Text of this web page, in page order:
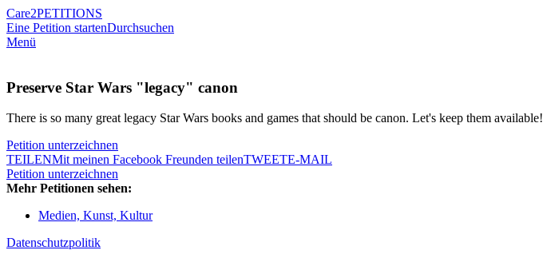
Care2PETITIONS
Eine Petition startenDurchsuchen
Menü
Preserve Star Wars "legacy" canon
There is so many great legacy Star Wars books and games that should be canon. Let's keep them available!
Petition unterzeichnen
TEILENMit meinen Facebook Freunden teilenTWEETE-MAIL
Petition unterzeichnen
Mehr Petitionen sehen:
Medien, Kunst, Kultur
Datenschutzpolitik